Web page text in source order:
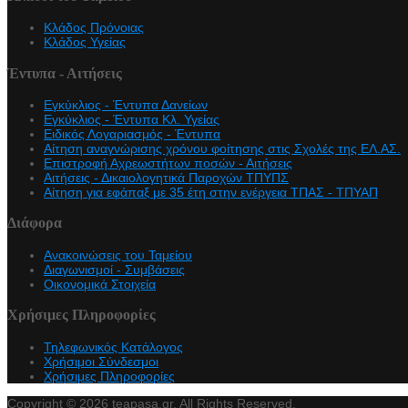
Cookie Consent plugin for the EU cookie
Κλάδος Πρόνοιας
Κλάδος Υγείας
Έντυπα - Αιτήσεις
Εγκύκλιος - Έντυπα Δανείων
Εγκύκλιος - Έντυπα Κλ. Υγείας
Eιδικός Λογαριασμός - Έντυπα
Αίτηση αναγνώρισης χρόνου φοίτησης στις Σχολές της ΕΛ.ΑΣ.
Επιστροφή Αχρεωστήτων ποσών - Αιτήσεις
Αιτήσεις - Δικαιολογητικά Παροχών ΤΠΥΠΣ
Αίτηση για εφάπαξ με 35 έτη στην ενέργεια ΤΠΑΣ - ΤΠΥΑΠ
Διάφορα
Ανακοινώσεις του Ταμείου
Διαγωνισμοί - Συμβάσεις
Οικονομικά Στοιχεία
Χρήσιμες Πληροφορίες
Τηλεφωνικός Κατάλογος
Χρήσιμοι Σύνδεσμοι
Χρήσιμες Πληροφορίες
Copyright © 2026 teapasa.gr. All Rights Reserved.